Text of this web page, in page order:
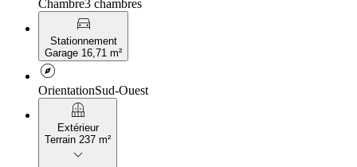
Chambre3 chambres
directions_car
Stationnement
Garage 16,71 m²
explore
OrientationSud-Ouest
balcony
Extérieur
Terrain 237 m²
keyboard_arrow_down